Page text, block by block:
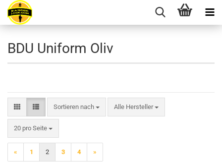
BDU Uniform Oliv
Sortieren nach
Sortieren nach Alle Hersteller
20 pro Seite
pro Seite
« 1 2 3 4 »